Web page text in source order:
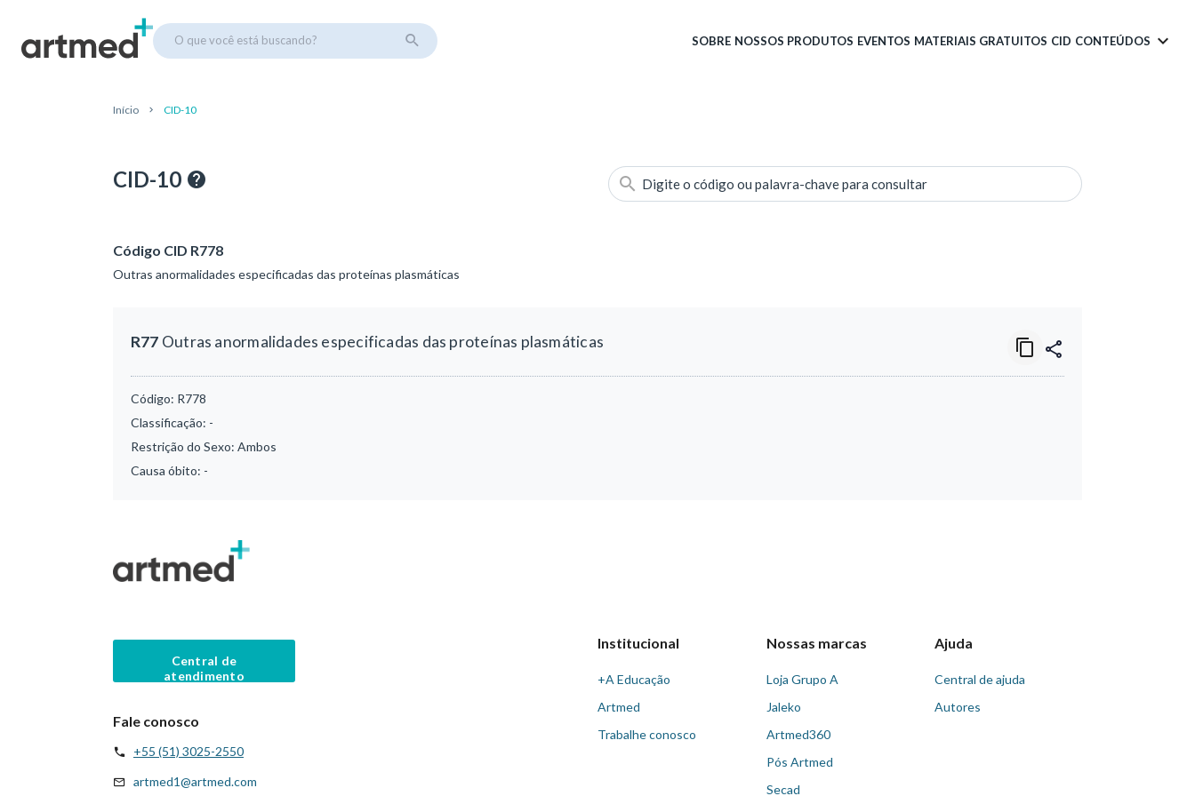
O que você está buscando? SOBRE NOSSOS PRODUTOS EVENTOS MATERIAIS GRATUITOS CID CONTEÚDOS
Início CID-10
CID-10 Digite o código ou palavra-chave para consultar
Código CID R778
Outras anormalidades especificadas das proteínas plasmáticas
R77 Outras anormalidades especificadas das proteínas plasmáticas
Código: R778
Classificação: -
Restrição do Sexo: Ambos
Causa óbito: -
Central de
atendimento
Fale conosco
+55 (51) 3025-2550
artmed1@artmed.com
Institucional
+A Educação
Artmed
Trabalhe conosco
Nossas marcas
Loja Grupo A
Jaleko
Artmed360
Pós Artmed
Secad
Ajuda
Central de ajuda
Autores